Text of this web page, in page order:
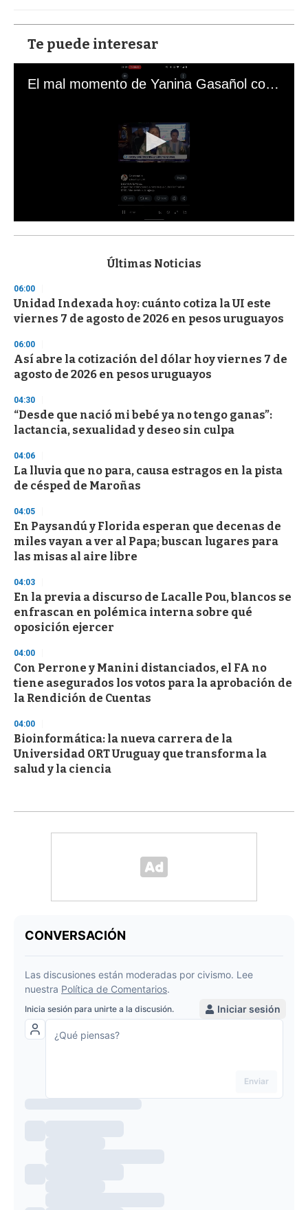
Te puede interesar
El mal momento de Yanina Gasañol con un hincha argentino en "Subrayado"
s
d
s
o
f
3
s
c
n
d
s
Últimas Noticias
06:00
Unidad Indexada hoy: cuánto cotiza la UI este
viernes 7 de agosto de 2026 en pesos uruguayos
06:00
Así abre la cotización del dólar hoy viernes 7 de
agosto de 2026 en pesos uruguayos
04:30
“Desde que nació mi bebé ya no tengo ganas”:
lactancia, sexualidad y deseo sin culpa
04:06
La lluvia que no para, causa estragos en la pista
de césped de Maroñas
04:05
En Paysandú y Florida esperan que decenas de
miles vayan a ver al Papa; buscan lugares para
las misas al aire libre
04:03
En la previa a discurso de Lacalle Pou, blancos se
enfrascan en polémica interna sobre qué
oposición ejercer
04:00
Con Perrone y Manini distanciados, el FA no
tiene asegurados los votos para la aprobación de
la Rendición de Cuentas
04:00
Bioinformática: la nueva carrera de la
Universidad ORT Uruguay que transforma la
salud y la ciencia